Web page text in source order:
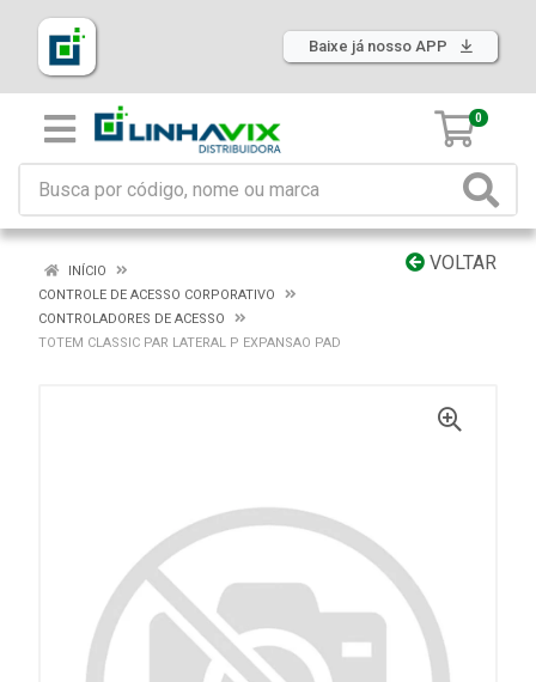
Baixe já nosso APP
0
VOLTAR
INÍCIO
CONTROLE DE ACESSO CORPORATIVO
CONTROLADORES DE ACESSO
TOTEM CLASSIC PAR LATERAL P EXPANSAO PAD